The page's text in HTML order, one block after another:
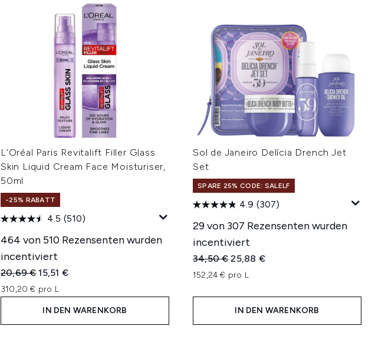
L'Oréal Paris Revitalift Filler Glass
Skin Liquid Cream Face Moisturiser,
50ml
-25% RABATT
4.5 (510)
464 von 510 Rezensenten wurden
incentiviert
Unverbindliche Preisempfehlung:
20,69 €Aktueller Preis:
15,51 €
310,20 € pro L
IN DEN WARENKORB
Sol de Janeiro Delícia Drench Jet
Set
SPARE 25% CODE: SALELF
4.9 (307)
29 von 307 Rezensenten wurden
incentiviert
Unverbindliche Preisempfehlung:
34,50 €Aktueller Preis:
25,88 €
152,24 € pro L
IN DEN WARENKORB